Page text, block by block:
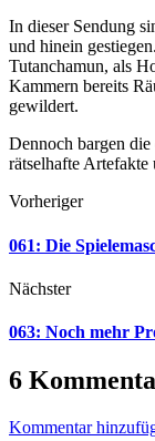
In dieser Sendung
und hinein
Tutanchamun, als
Kammern bereits
gewildert.
Dennoch bargen
rätselhafte Artefakte
Vorheriger
061: Die
Nächster
063: Noch mehr
6
Kommentar